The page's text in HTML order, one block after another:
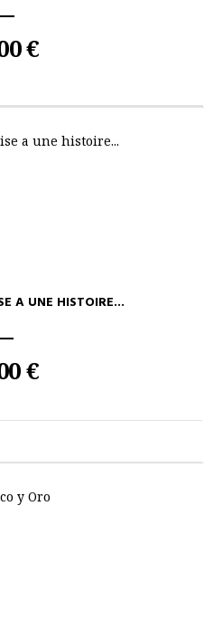
€
A UNE HISTOIRE...
€